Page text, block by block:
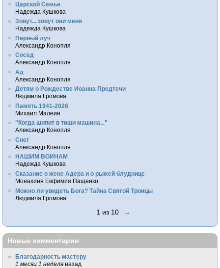
Царской Семье
Надежда Кушкова
Зовут... зовут они меня
Надежда Кушкова
Первый луч
Александр Конопля
Сосед
Александр Конопля
Ад
Александр Конопля
Детям о Рождестве Иоанна Предтечи
Людмила Громова
Память 1941-2026
Михаил Малеин
"Когда шипит в тиши машина..."
Александр Конопля
Снег
Александр Конопля
НАШИМ ВОИНАМ
Надежда Кушкова
Сказание о жене Адера и о рыжей блуднице
Монахиня Евфимия Пащенко
Можно ли увидеть Бога? Тайна Святой Троицы
Людмила Громова
1 из 10 →
Новые комментарии
Благодарность мастеру
1 месяц 1 неделя назад